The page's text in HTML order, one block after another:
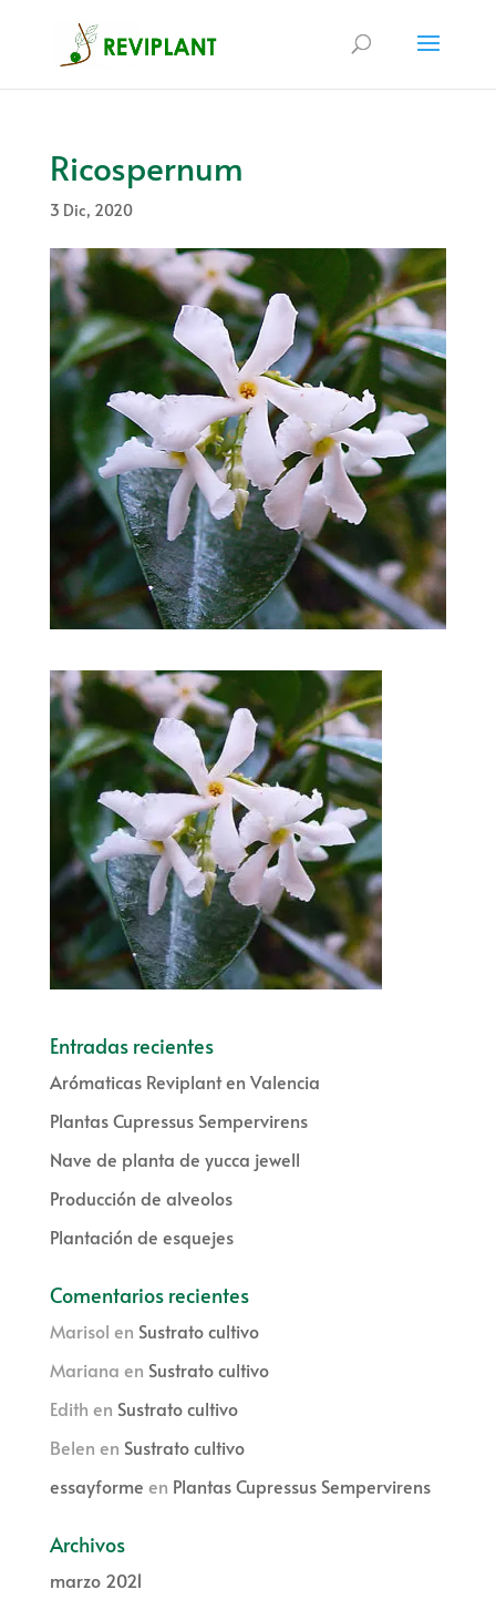
Ricospernum
3 Dic, 2020
Entradas recientes
Arómaticas Reviplant en Valencia
Plantas Cupressus Sempervirens
Nave de planta de yucca jewell
Producción de alveolos
Plantación de esquejes
Comentarios recientes
Marisol en Sustrato cultivo
Mariana en Sustrato cultivo
Edith en Sustrato cultivo
Belen en Sustrato cultivo
essayforme en Plantas Cupressus Sempervirens
Archivos
marzo 2021